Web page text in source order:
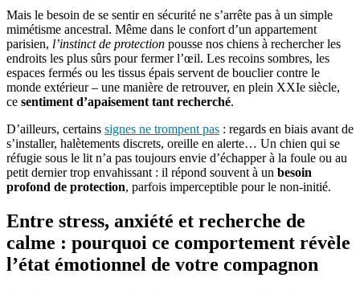
Mais le besoin de se sentir en sécurité ne s’arrête pas à un simple
mimétisme ancestral. Même dans le confort d’un appartement
parisien, l’instinct de protection pousse nos chiens à rechercher les
endroits les plus sûrs pour fermer l’œil. Les recoins sombres, les
espaces fermés ou les tissus épais servent de bouclier contre le
monde extérieur – une manière de retrouver, en plein XXIe siècle,
ce sentiment d’apaisement tant recherché.
D’ailleurs, certains signes ne trompent pas : regards en biais avant de
s’installer, halètements discrets, oreille en alerte… Un chien qui se
réfugie sous le lit n’a pas toujours envie d’échapper à la foule ou au
petit dernier trop envahissant : il répond souvent à un besoin
profond de protection, parfois imperceptible pour le non-initié.
Entre stress, anxiété et recherche de
calme : pourquoi ce comportement révèle
l’état émotionnel de votre compagnon